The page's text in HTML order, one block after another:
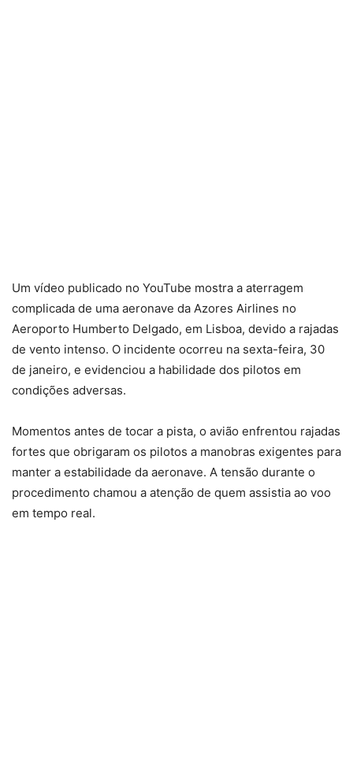
Um vídeo publicado no YouTube mostra a aterragem
complicada de uma aeronave da Azores Airlines no
Aeroporto Humberto Delgado, em Lisboa, devido a rajadas
de vento intenso. O incidente ocorreu na sexta-feira, 30
de janeiro, e evidenciou a habilidade dos pilotos em
condições adversas.
Momentos antes de tocar a pista, o avião enfrentou rajadas
fortes que obrigaram os pilotos a manobras exigentes para
manter a estabilidade da aeronave. A tensão durante o
procedimento chamou a atenção de quem assistia ao voo
em tempo real.